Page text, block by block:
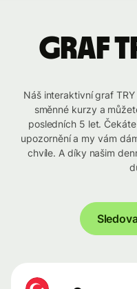
graf
Náš interaktivní graf
směnné kurzy a
posledních 5 let.
upozornění a my vám
chvíle. A díky našim